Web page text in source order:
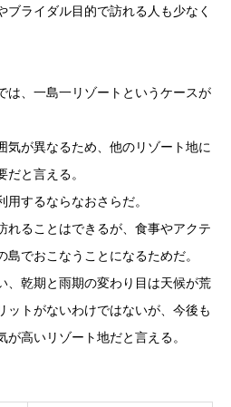
ブライダル目的で訪れる人も少なく
は、一島一リゾートというケースが
気が異なるため、他のリゾート地に
と言える。
するならなおさらだ。
れることはできるが、食事やアクテ
島でおこなうことになるためだ。
、乾期と雨期の変わり目は天候が荒
ットがないわけではないが、今後も
高いリゾート地だと言える。